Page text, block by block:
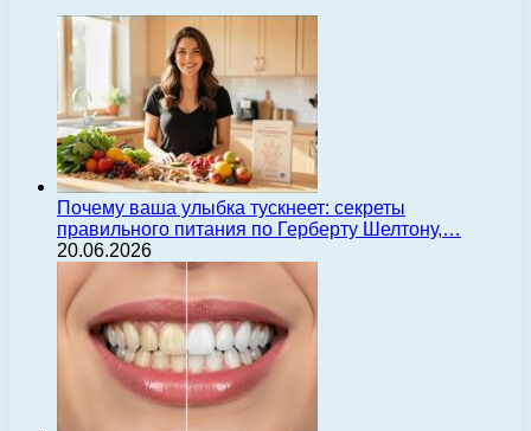
Почему ваша улыбка тускнеет: секреты
правильного питания по Герберту Шелтону,…
20.06.2026